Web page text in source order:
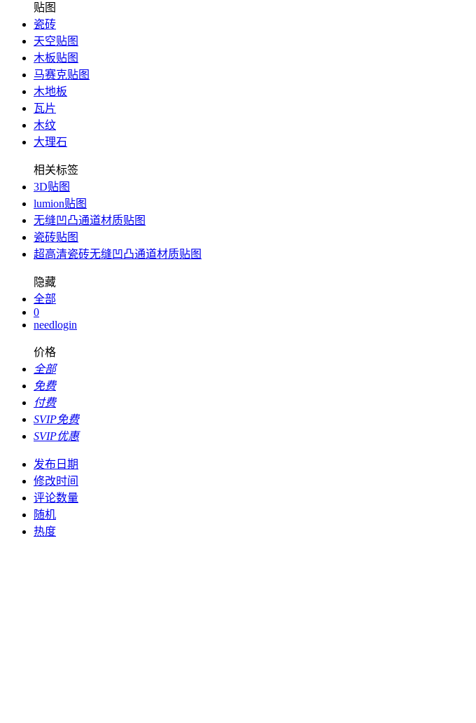
贴图
瓷砖
天空贴图
木板贴图
马赛克贴图
木地板
瓦片
木纹
大理石
相关标签
3D贴图
lumion贴图
无缝凹凸通道材质贴图
瓷砖贴图
超高清瓷砖无缝凹凸通道材质贴图
隐藏
全部
0
needlogin
价格
全部
免费
付费
SVIP免费
SVIP优惠
发布日期
修改时间
评论数量
随机
热度